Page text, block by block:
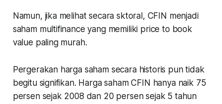
Namun, jika melihat secara sktoral, CFIN menjadi
saham multifinance yang memiliki price to book
value paling murah.
Pergerakan harga saham secara historis pun tidak
begitu signifikan. Harga saham CFIN hanya naik 75
persen sejak 2008 dan 20 persen sejak 5 tahun